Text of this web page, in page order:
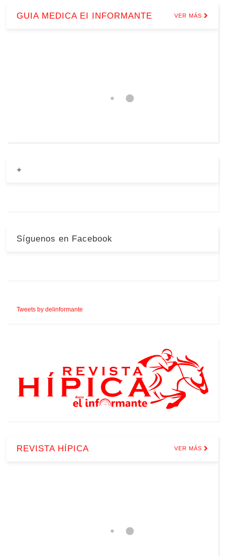
GUIA MEDICA EI INFORMANTE VER MÁS
+
Síguenos en Facebook
Tweets by delinformante
REVISTA HÍPICA VER MÁS